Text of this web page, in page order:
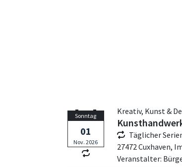
Sonntag
01
Nov. 2026
Kreativ, Kunst &
Täglicher
27472 Cuxhaven,
Veranstalter: